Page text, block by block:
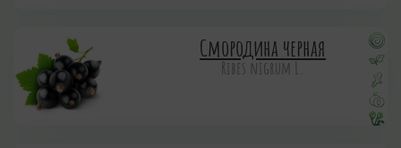
Смородина черная
Ribes nigrum L.